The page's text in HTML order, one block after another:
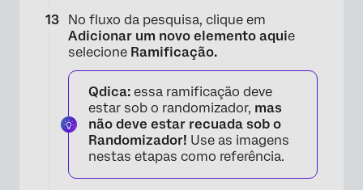
No fluxo da pesquisa, clique em
Adicionar um novo elemento aquie
selecione Ramificação.
Qdica: essa ramificação deve
estar sob o randomizador, mas
não deve estar recuada sob o
Randomizador! Use as imagens
nestas etapas como referência.